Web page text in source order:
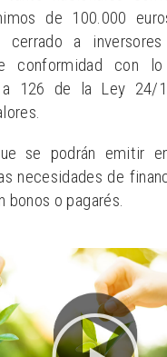
de 100.000
cerrado a
conformidad con
a 126 de la Ley 24/
se podrán emitir
necesidades de
bonos o pagarés.